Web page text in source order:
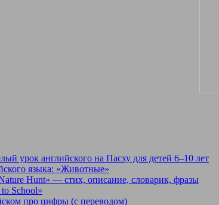
урок английского на Пасху для детей 6–10 лет
языка: «Животные»
Hunt» — стих, описание, словарик, фразы
School»
про цифры (с переводом)